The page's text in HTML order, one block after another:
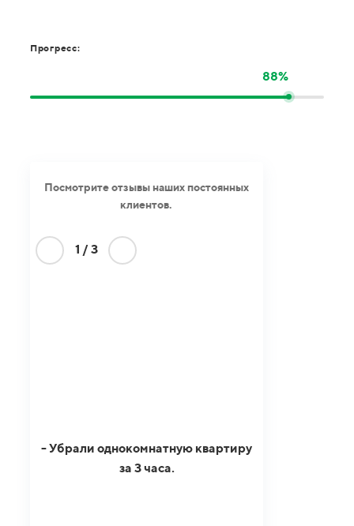
Прогресс:
88%
Посмотрите отзывы наших постоянных
клиентов.
1 /3
- Убрали однокомнатную квартиру
за 3 часа.